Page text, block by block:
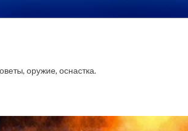
оружие, оснастка.